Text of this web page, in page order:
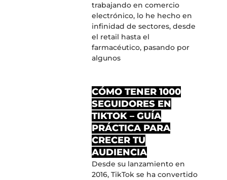
trabajando en comercio
electrónico, lo he hecho en
infinidad de sectores, desde
el retail hasta el
farmacéutico, pasando por
algunos
CÓMO TENER 1000
SEGUIDORES EN
TIKTOK – GUÍA
PRÁCTICA PARA
CRECER TU
AUDIENCIA
Desde su lanzamiento en
2016, TikTok se ha convertido